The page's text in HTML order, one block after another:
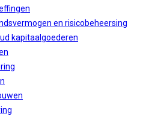
en risicobeheersing
kapitaalgoederen